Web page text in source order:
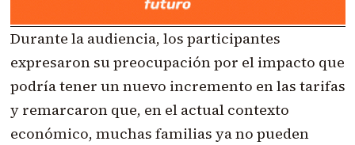
Durante la audiencia, los participantes
expresaron su preocupación por el impacto que
podría tener un nuevo incremento en las tarifas
y remarcaron que, en el actual contexto
económico, muchas familias ya no pueden